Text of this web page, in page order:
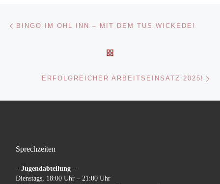
Beitragsnavigation
BINGO IM OHL INN – MIT DEM TUS WICKEDE!
ERFOLGREICHER ARBEITSEINSATZ 2025!
Sprechzeiten
– Jugendabteilung –
Dienstags, 18:00 Uhr – 21:00 Uhr